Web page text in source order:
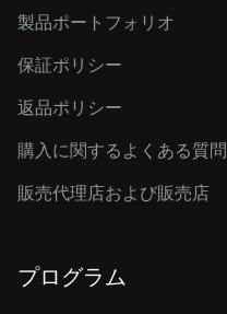
製品ポートフォリオ
保証ポリシー
返品ポリシー
購入に関するよくある質問
販売代理店および販売店
プログラム